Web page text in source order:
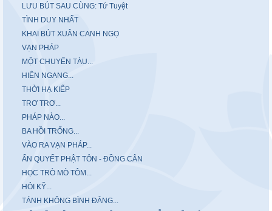
LƯU BÚT SAU CÙNG: Tứ Tuyệt
TÌNH DUY NHẤT
KHAI BÚT XUÂN CANH NGỌ
VẠN PHÁP
MỘT CHUYẾN TÀU...
HIÊN NGANG...
THỜI HẠ KIẾP
TRƠ TRƠ...
PHÁP NÀO...
BA HỒI TRỐNG...
VÀO RA VẠN PHÁP...
ẤN QUYẾT PHẬT TÔN - ĐỒNG CÂN
HỌC TRÒ MÒ TÔM...
HỎI KỸ...
TÁNH KHÔNG BÌNH ĐẲNG...